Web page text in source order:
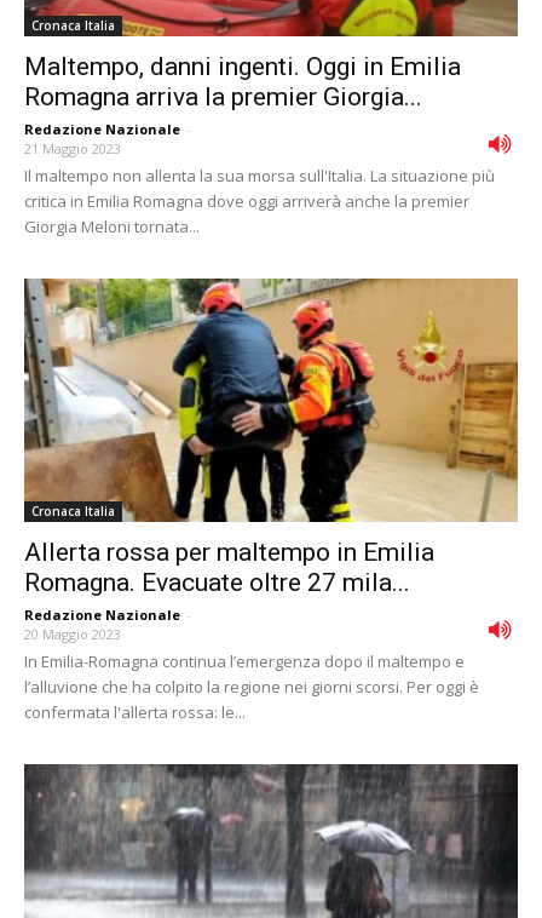
Cronaca Italia
Maltempo, danni ingenti. Oggi in Emilia
Romagna arriva la premier Giorgia...
Redazione Nazionale -
21 Maggio 2023
Il maltempo non allenta la sua morsa sull'Italia. La situazione più
critica in Emilia Romagna dove oggi arriverà anche la premier
Giorgia Meloni tornata...
Cronaca Italia
Allerta rossa per maltempo in Emilia
Romagna. Evacuate oltre 27 mila...
Redazione Nazionale -
20 Maggio 2023
In Emilia-Romagna continua l’emergenza dopo il maltempo e
l’alluvione che ha colpito la regione nei giorni scorsi. Per oggi è
confermata l'allerta rossa: le...